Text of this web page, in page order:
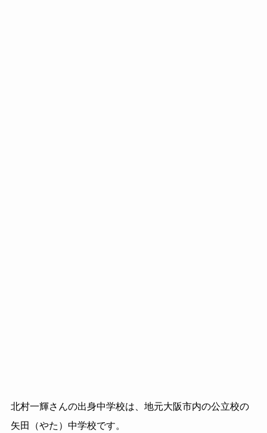
北村一輝さんの出身中学校は、地元大阪市内の公立校の
矢田（やた）中学校です。